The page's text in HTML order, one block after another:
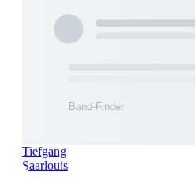
Tiefgang
Saarlouis